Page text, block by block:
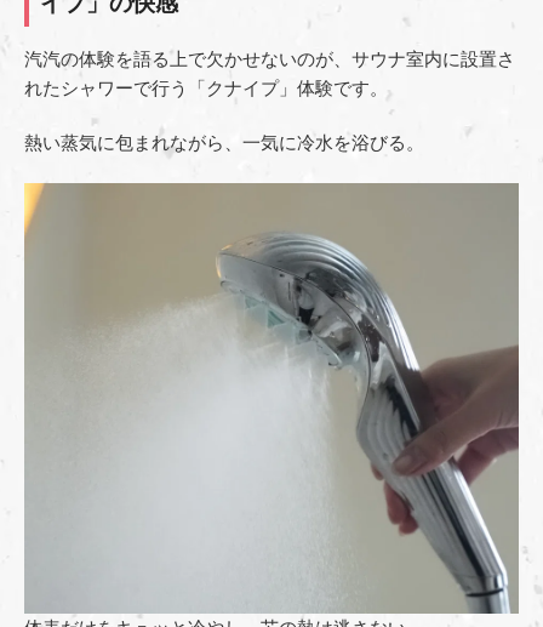
汽汽の体験を語る上で欠かせないのが、サウナ室内に設置さ
れたシャワーで行う「クナイプ」体験です。
熱い蒸気に包まれながら、一気に冷水を浴びる。